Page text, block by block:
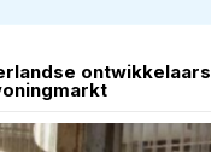
ontwikkelaars